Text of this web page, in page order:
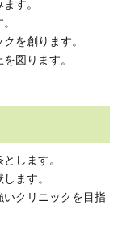
す。
を創ります。
図ります。
します。
ます。
クリニックを目指